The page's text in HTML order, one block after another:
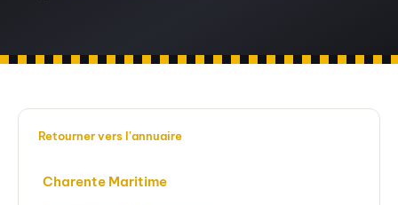
Retourner vers l'annuaire
Charente Maritime